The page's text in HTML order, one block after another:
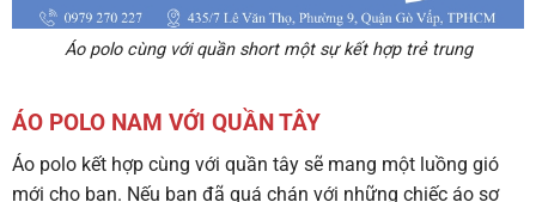
Áo polo cùng với quần short một sự kết hợp trẻ trung
ÁO POLO NAM VỚI QUẦN TÂY
Áo polo kết hợp cùng với quần tây sẽ mang một luồng gió
mới cho bạn. Nếu bạn đã quá chán với những chiếc áo sơ